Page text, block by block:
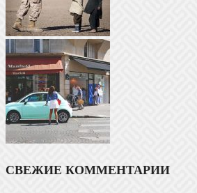
СВЕЖИЕ КОММЕНТАРИИ